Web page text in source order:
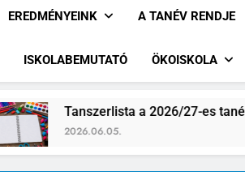
EREDMÉNYEINK A TANÉV RENDJE
ISKOLABEMUTATÓ ÖKOISKOLA
Tanszerlista a 2026/27-es tanévre
2026.06.05.